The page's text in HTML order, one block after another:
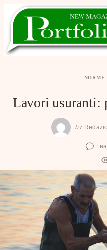
NORME
Lavori usuranti:
by